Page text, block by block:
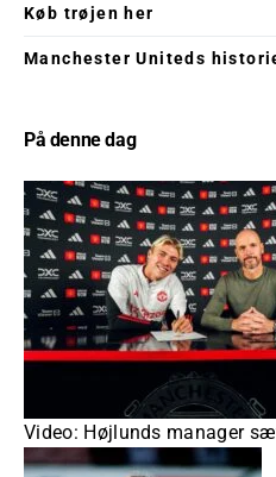
Køb trøjen her
Manchester Uniteds
På denne dag
Video: Højlunds manager